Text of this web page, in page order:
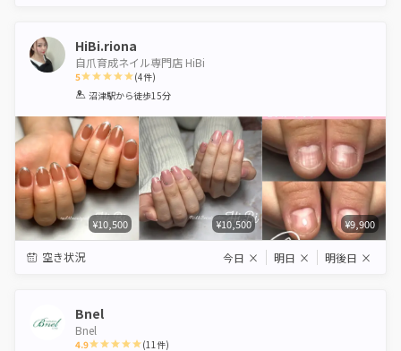
HiBi.riona
自爪育成ネイル専門店 HiBi
5
1 2 3 4 5
(4件)
沼津駅から徒歩15分
¥10,500 ¥10,500 ¥9,900
空き状況 今日 × 明日 × 明後日 ×
Bnel
Bnel
4.9 (11件)